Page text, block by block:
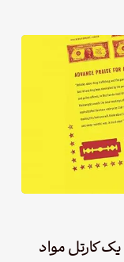
کارتل مواد